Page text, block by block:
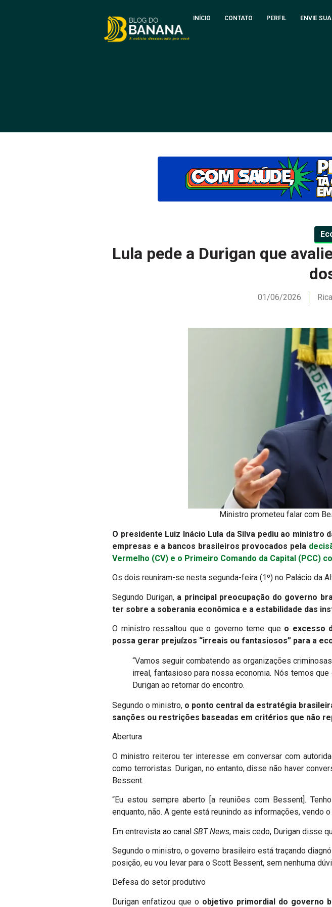
INÍCIO CONTATO PERFIL ENVIE
Lula pede a Durigan que
01/06/2026
Ministro prometeu falar com
O presidente Luiz Inácio Lula da Silva pediu ao ministro
empresas e a bancos brasileiros provocados pela
Vermelho (CV) e o Primeiro Comando da Capital (PCC)
Os dois reuniram-se nesta segunda-feira (1º) no Palácio da
Segundo Durigan, a principal preocupação do governo
ter sobre a soberania econômica e a estabilidade das
O ministro ressaltou que o governo teme que o excesso
possa gerar prejuízos “irreais ou fantasiosos” para a
“Vamos seguir combatendo as organizações
irreal, fantasioso para nossa economia. Nós temos
Durigan ao retornar do encontro.
Segundo o ministro, o ponto central da estratégia
sanções ou restrições baseadas em critérios que não
Abertura
O ministro reiterou ter interesse em conversar com
como terroristas. Durigan, no entanto, disse não haver
Bessent.
“Eu estou sempre aberto [a reuniões com Bessent].
enquanto, não. A gente está reunindo as informações, vendo
Em entrevista ao canal SBT News, mais cedo, Durigan disse
Segundo o ministro, o governo brasileiro está traçando
posição, eu vou levar para o Scott Bessent, sem nenhuma
Defesa do setor produtivo
Durigan enfatizou que o objetivo primordial do governo